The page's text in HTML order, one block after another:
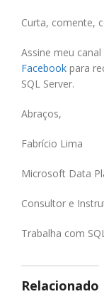
Curta, comente,
Assine meu canal
Facebook para
SQL Server.
Abraços,
Fabrício Lima
Microsoft Data
Consultor e
Trabalha com
Relacionado